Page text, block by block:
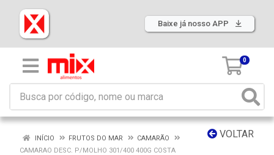
Baixe já nosso APP
0
VOLTAR
INÍCIO FRUTOS DO MAR
CAMARÃO
CAMARAO DESC. P/MOLHO 301/400 400G COSTA